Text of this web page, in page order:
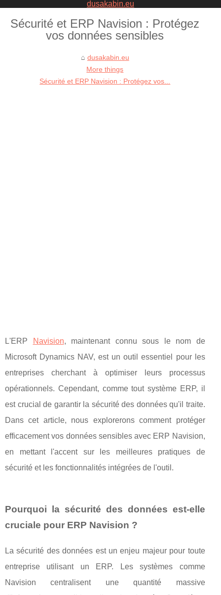
Sécurité et ERP Navision : Protégez
vos données sensibles
dusakabin.eu
More things
Sécurité et ERP Navision : Protégez vos...
L'ERP Navision, maintenant connu sous le nom de
Microsoft Dynamics NAV, est un outil essentiel pour les
entreprises cherchant à optimiser leurs processus
opérationnels. Cependant, comme tout système ERP, il
est crucial de garantir la sécurité des données qu'il traite.
Dans cet article, nous explorerons comment protéger
efficacement vos données sensibles avec ERP Navision,
en mettant l'accent sur les meilleures pratiques de
sécurité et les fonctionnalités intégrées de l'outil.
Pourquoi la sécurité des données est-elle
cruciale pour ERP Navision ?
La sécurité des données est un enjeu majeur pour toute
entreprise utilisant un ERP. Les systèmes comme
Navision centralisent une quantité massive
dusakabin.eu